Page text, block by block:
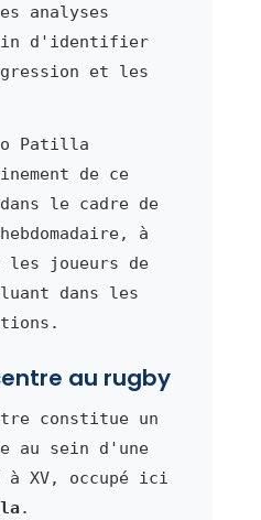
analyses
d'identifier
et les
Patilla
de ce
le cadre de
à
les joueurs de
dans les
au rugby
constitue un
au sein d'une
à XV, occupé ici
.